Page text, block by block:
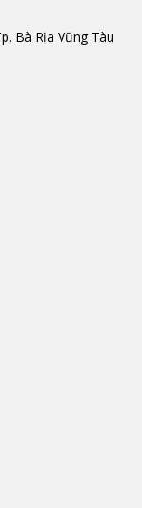
Bà Rịa Vũng Tàu